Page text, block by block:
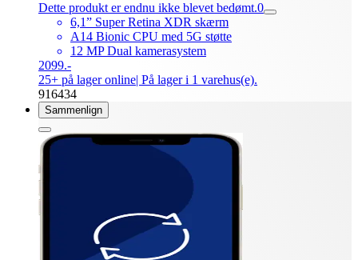
Dette produkt er endnu ikke blevet bedømt.0
6,1” Super Retina XDR skærm
A14 Bionic CPU med 5G støtte
12 MP Dual kamerasystem
2099.-
25+ på lager online | På lager i 1 varehus(e).
916434
Sammenlign